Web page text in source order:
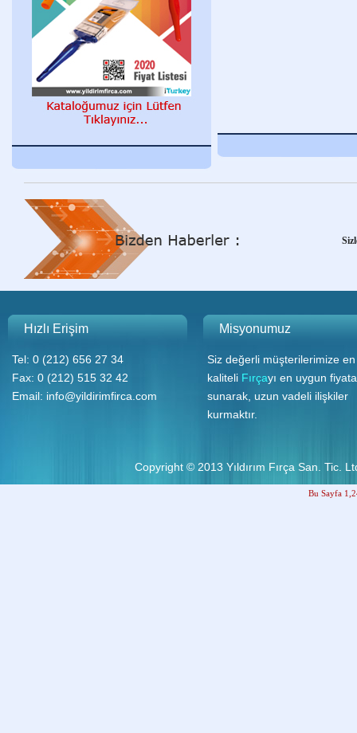
Hızlı Erişim
Tel: 0 (212) 656 27 34
Fax: 0 (212) 515 32 42
Email: info@yildirimfirca.com
Misyonumuz
Siz değerli müşterilerimize en
kaliteli Fırçayı en uygun fiyata
sunarak, uzun vadeli ilişkiler
kurmaktır.
Copyright © 2013Yıldırım Fırça San. Tic.
Bu Sayfa